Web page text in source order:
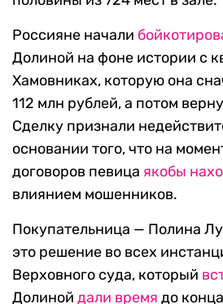
Россияне начали
Долиной на фоне истории с
Хамовниках, которую она
112 млн рублей, а потом
Сделку признали
основании того, что на
договоров певица якобы
влиянием мошенников.
Покупательница — Полина
это решение во всех
Верховного суда, который
Долиной дали время до